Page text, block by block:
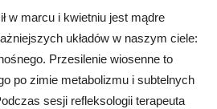
w marcu i kwietniu jest mądre
układów w naszym ciele:
Przesilenie wiosenne to
po zimie metabolizmu i subtelnych
sesji refleksologii terapeuta